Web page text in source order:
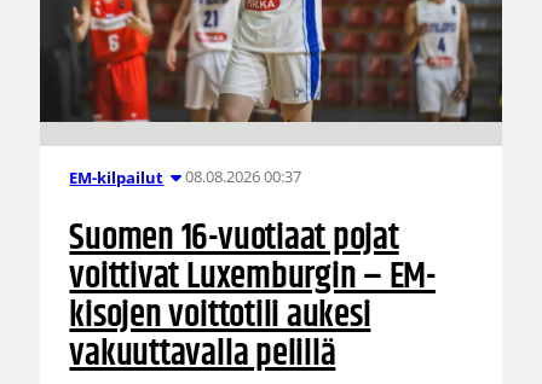
EM-kilpailut 08.08.2026 00:37
Suomen 16-vuotiaat pojat
voittivat Luxemburgin – EM-
kisojen voittotili aukesi
vakuuttavalla pelillä